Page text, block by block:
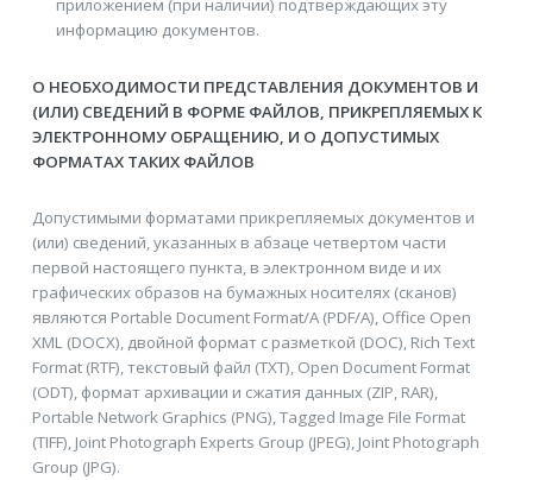
приложением (при наличии) подтверждающих эту
информацию документов.
О НЕОБХОДИМОСТИ ПРЕДСТАВЛЕНИЯ ДОКУМЕНТОВ И
(ИЛИ) СВЕДЕНИЙ В ФОРМЕ ФАЙЛОВ, ПРИКРЕПЛЯЕМЫХ К
ЭЛЕКТРОННОМУ ОБРАЩЕНИЮ, И О ДОПУСТИМЫХ
ФОРМАТАХ ТАКИХ ФАЙЛОВ
Допустимыми форматами прикрепляемых документов и
(или) сведений, указанных в абзаце четвертом части
первой настоящего пункта, в электронном виде и их
графических образов на бумажных носителях (сканов)
являются Portable Document Format/A (PDF/A), Office Open
XML (DOCX), двойной формат с разметкой (DOC), Rich Text
Format (RTF), текстовый файл (TXT), Open Document Format
(ODT), формат архивации и сжатия данных (ZIP, RAR),
Portable Network Graphics (PNG), Tagged Image File Format
(TIFF), Joint Photograph Experts Group (JPEG), Joint Photograph
Group (JPG).